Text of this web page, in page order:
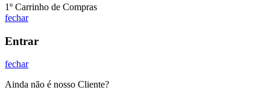
1º Carrinho de Compras
fechar
Entrar
fechar
Ainda não é nosso Cliente?